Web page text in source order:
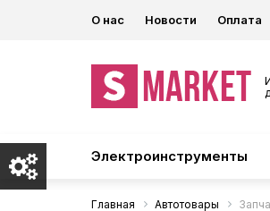
О нас Новости Оплата
Электроинструменты
Главная Автотовары